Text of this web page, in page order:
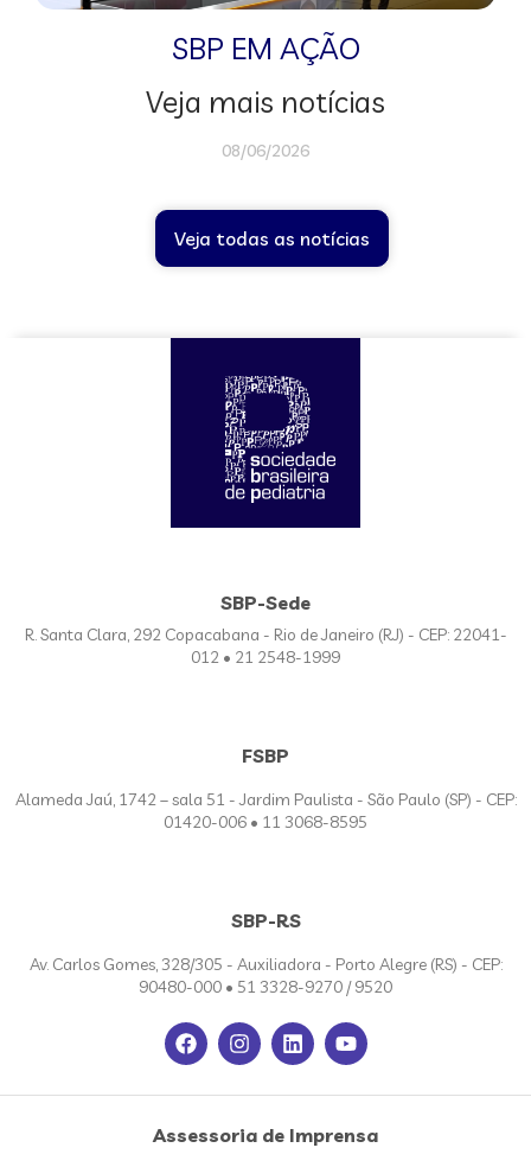
SBP EM AÇÃO
Veja mais notícias
08/06/2026
Veja todas as notícias
SBP-Sede
R. Santa Clara, 292 Copacabana - Rio de Janeiro (RJ) - CEP: 22041-
012 • 21 2548-1999
FSBP
Alameda Jaú, 1742 – sala 51 - Jardim Paulista - São Paulo (SP) - CEP:
01420-006 • 11 3068-8595
SBP-RS
Av. Carlos Gomes, 328/305 - Auxiliadora - Porto Alegre (RS) - CEP:
90480-000 • 51 3328-9270 / 9520
Assessoria de Imprensa